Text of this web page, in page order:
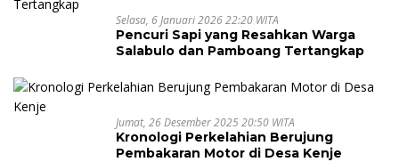
Selasa, 6 Januari 2026 22:20 WITA
Pencuri Sapi yang Resahkan Warga
Salabulo dan Pamboang Tertangkap
Jumat, 26 Desember 2025 20:50 WITA
Kronologi Perkelahian Berujung
Pembakaran Motor di Desa Kenje